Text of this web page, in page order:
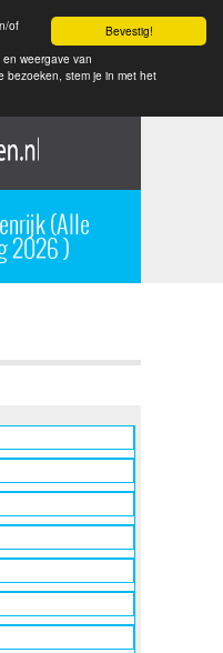
Bevestig!
of
weergave van
bezoeken, stem je in met het
(Alle
2026 )